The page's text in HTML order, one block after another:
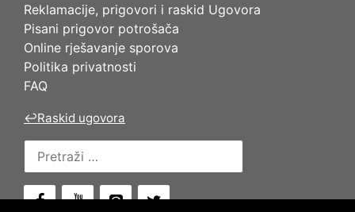
Reklamacije, prigovori i raskid Ugovora
Pisani prigovor potrošača
Online rješavanje sporova
Politika privatnosti
FAQ
↩Raskid ugovora
Pretraži: